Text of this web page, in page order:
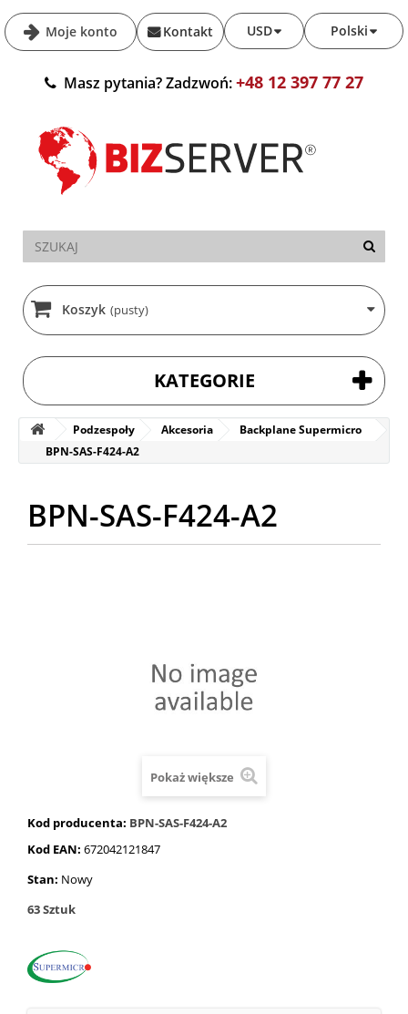
Moje konto Polski
USD
Kontakt
Masz pytania? Zadzwoń:+48 12 397 77 27
Koszyk (pusty)
KATEGORIE
Podzespoły Akcesoria
Backplane Supermicro
BPN-SAS-F424-A2
BPN-SAS-F424-A2
Pokaż większe
Kod producenta: BPN-SAS-F424-A2
Kod EAN: 672042121847
Stan: Nowy
63Sztuk